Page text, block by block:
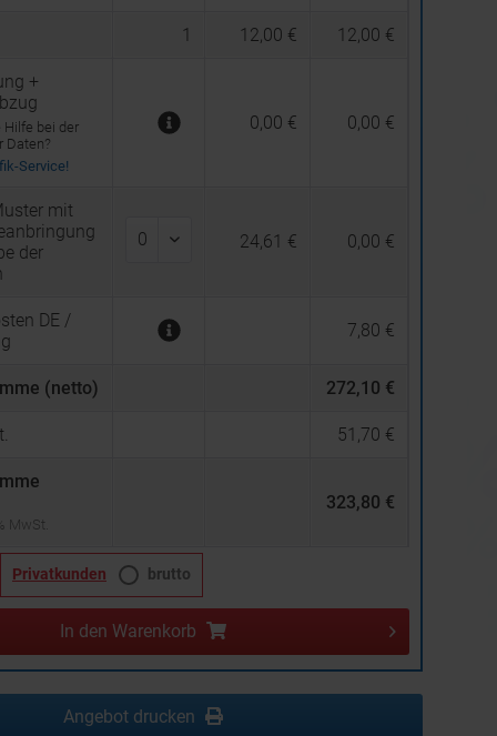
1 12,00 € 12,00 €
+
Hilfe bei der
Daten?
Service!
0,00 € 0,00 €
mit
der
24,61 € 0,00 €
DE /
7,80 €
(netto) 272,10 €
51,70 €
MwSt.
323,80 €
Privatkunden brutto
In den Warenkorb
Angebot drucken